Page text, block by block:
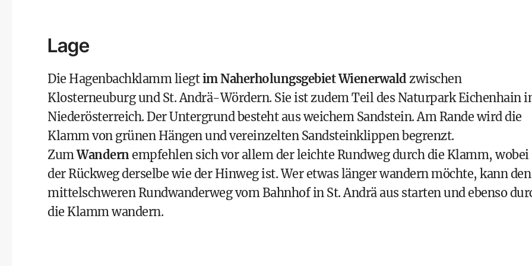
Lage
Die Hagenbachklamm liegtim Naherholungsgebiet Wienerwald zwischen
Klosterneuburg und St. Andrä-Wördern. Sie ist zudem Teil des Naturpark Eichenhain
Niederösterreich. Der Untergrund besteht aus weichem Sandstein. Am Rande wird die
Klamm von grünen Hängen und vereinzelten Sandsteinklippen begrenzt.
ZumWandern empfehlen sich vor allem der leichte Rundweg durch die Klamm, wobei
der Rückweg derselbe wie der Hinweg ist. Wer etwas länger wandern möchte, kann den
mittelschweren Rundwanderweg vom Bahnhof in St. Andrä aus starten und ebenso
die Klamm wandern.